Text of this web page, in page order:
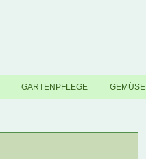
GARTENPFLEGE GEMÜSE